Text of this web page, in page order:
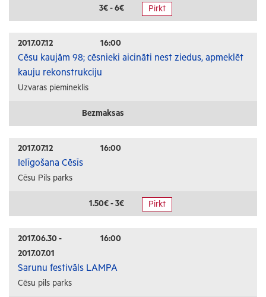
Citi pasākumi
Sports
Florbols
Slēpošana
Izglītība
Konferences
Kursi un semināri
Radošās darbnīcas
Lekcijas
Interešu pasākumi
Ģimenēm ar bērniem
3€ - 6€ Pirkt
2017.07.12 16:00
Cēsu kaujām 98; cēsnieki aicināti nest ziedus, apmeklēt
kauju rekonstrukciju
Uzvaras piemineklis
Bezmaksas
2017.07.12 16:00
Ielīgošana Cēsīs
Cēsu Pils parks
1.50€ - 3€ Pirkt
2017.06.30 -
2017.07.01
16:00
Sarunu festivāls LAMPA
Cēsu pils parks